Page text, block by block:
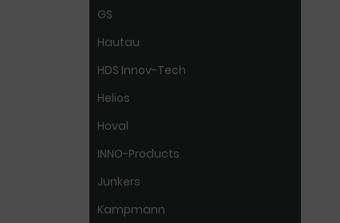
GS
Hautau
HDS Innov-Tech
Helios
Hoval
INNO-Products
Junkers
Kampmann